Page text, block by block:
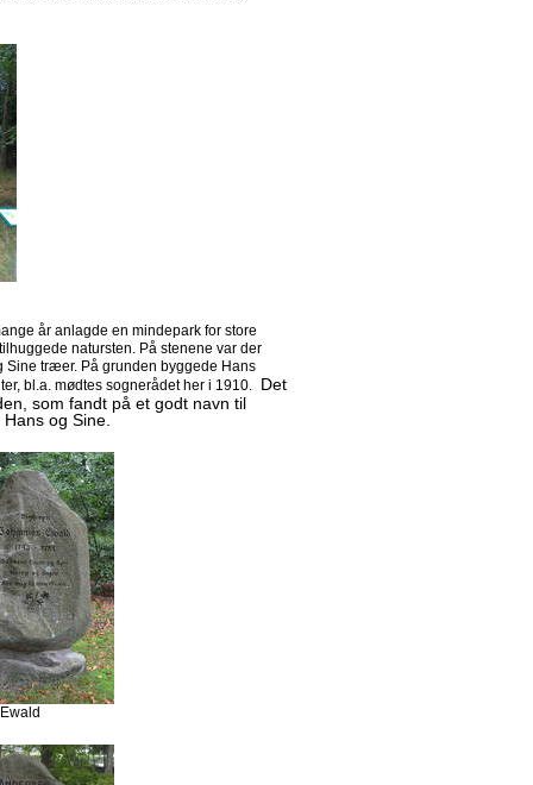
år anlagde en mindepark for store
natursten. På stenene var der
Sine træer. På grunden byggede Hans
bl.a. mødtes sognerådet her i 1910. Det
som fandt på et godt navn til
og Sine.